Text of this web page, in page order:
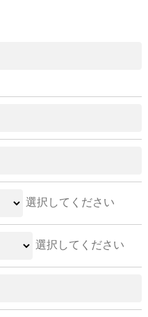
選択してください
選択してください